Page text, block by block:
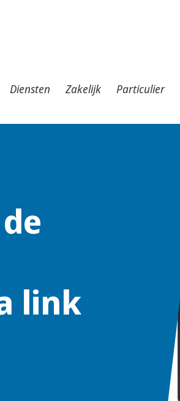
Diensten Zakelijk Particulier
link